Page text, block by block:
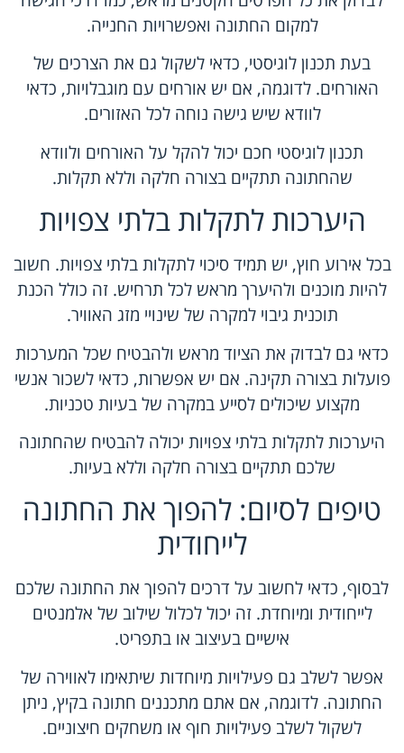
למקום החתונה ואפשרויות החנייה.
בעת תכנון לוגיסטי, כדאי לשקול גם את הצרכים של
האורחים. לדוגמה, אם יש אורחים עם מוגבלויות, כדאי
לוודא שיש גישה נוחה לכל האזורים.
תכנון לוגיסטי חכם יכול להקל על האורחים ולוודא
שהחתונה תתקיים בצורה חלקה וללא תקלות.
היערכות לתקלות בלתי צפויות
בכל אירוע חוץ, יש תמיד סיכוי לתקלות בלתי צפויות. חשוב
להיות מוכנים ולהיערך מראש לכל תרחיש. זה כולל הכנת
תוכנית גיבוי למקרה של שינויי מזג האוויר.
כדאי גם לבדוק את הציוד מראש ולהבטיח שכל המערכות
פועלות בצורה תקינה. אם יש אפשרות, כדאי לשכור אנשי
מקצוע שיכולים לסייע במקרה של בעיות טכניות.
היערכות לתקלות בלתי צפויות יכולה להבטיח שהחתונה
שלכם תתקיים בצורה חלקה וללא בעיות.
טיפים לסיום: להפוך את החתונה
לייחודית
לבסוף, כדאי לחשוב על דרכים להפוך את החתונה שלכם
לייחודית ומיוחדת. זה יכול לכלול שילוב של אלמנטים
אישיים בעיצוב או בתפריט.
אפשר לשלב גם פעילויות מיוחדות שיתאימו לאווירה של
החתונה. לדוגמה, אם אתם מתכננים חתונה בקיץ, ניתן
לשקול לשלב פעילויות חוף או משחקים חיצוניים.